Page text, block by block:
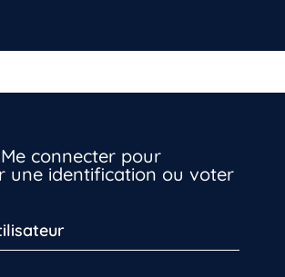
Me connecter pour
une identification ou voter